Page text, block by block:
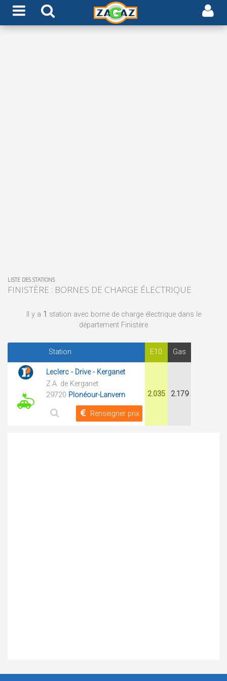
LISTE DES STATIONS
FINISTÈRE : BORNES DE CHARGE ÉLECTRIQUE
Il y a 1 station avec borne de charge électrique dans le
département Finistère
Station E10 Gas
Leclerc - Drive - Kerganet
Z.A. de Kerganet
29720 Plonéour-Lanvern
Renseigner prix
2.035 2.179